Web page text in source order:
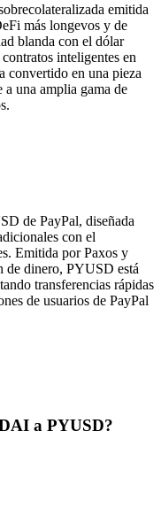
emitida
más longevos y de
blanda con el dólar
inteligentes en
convertido en una pieza
una amplia gama de
de PayPal, diseñada
con el
Emitida por Paxos y
de dinero, PYUSD está
transferencias rápidas
de usuarios de PayPal
a PYUSD?